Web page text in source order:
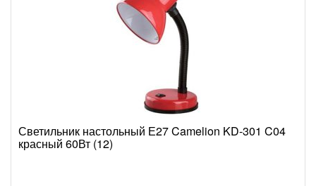
Светильник настольный Е27 Camelion KD-301 C04
красный 60Вт (12)